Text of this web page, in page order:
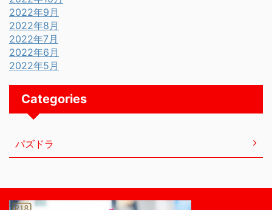
2022年9月
2022年8月
2022年7月
2022年6月
2022年5月
Categories
パズドラ